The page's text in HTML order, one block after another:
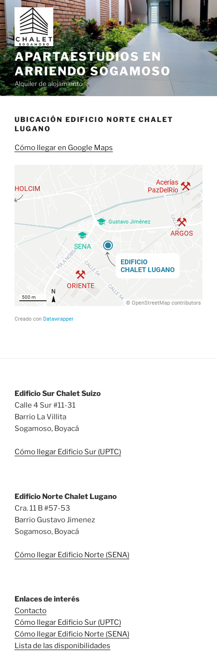
Saltar
al
contenido
APARTAESTUDIOS EN
ARRIENDO SOGAMOSO
Alquiler de alojamiento
UBICACIÓN EDIFICIO NORTE CHALET
LUGANO
Cómo llegar en Google Maps
Edificio Sur Chalet Suizo
Calle 4 Sur #11-31
Barrio La Villita
Sogamoso, Boyacá
Cómo llegar Edificio Sur (UPTC)
Edificio Norte Chalet Lugano
Cra. 11 B #57-53
Barrio Gustavo Jimenez
Sogamoso, Boyacá
Cómo llegar Edificio Norte (SENA)
Enlaces de interés
Contacto
Cómo llegar Edificio Sur (UPTC)
Cómo llegar Edificio Norte (SENA)
Lista de las disponibilidades